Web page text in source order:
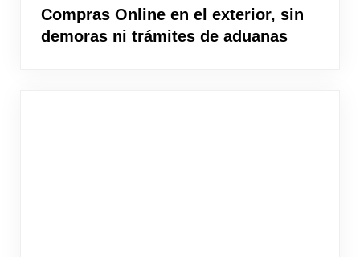
Compras Online en el exterior, sin
demoras ni trámites de aduanas